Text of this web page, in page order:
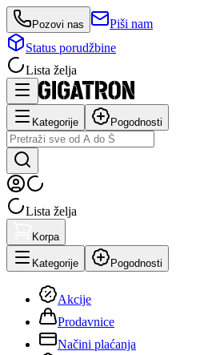
Pozovi nas
Piši nam
Status porudžbine
Lista želja
Kategorije Pogodnosti
Lista želja
Korpa
Kategorije Pogodnosti
Akcije
Prodavnice
Načini plaćanja